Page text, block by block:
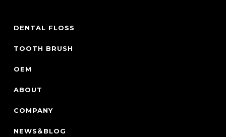
DENTAL FLOSS
TOOTH BRUSH
OEM
ABOUT
COMPANY
NEWS＆BLOG